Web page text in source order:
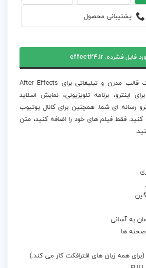
پشتیبانی محصول
فایل فشرده:effect24.ir
اینترو مدرن مد – یک قالب مدرن و تبلیغاتی برای After Effects
اینترو، برنامه تلویزیونی، نمایش اسلاید
رسانه ای شما. همچنین برای کانال یوتیوب
کنید. فقط فیلم های خود را اضافه کنید، متن
به آسانی
صحنه ها
(برای همه زبان های افترافکت کار می کند.)